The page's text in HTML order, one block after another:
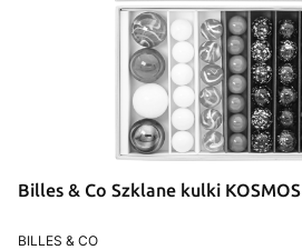
Billes & Co Szklane kulki KOSMOS
PRODUCENT
BILLES & CO